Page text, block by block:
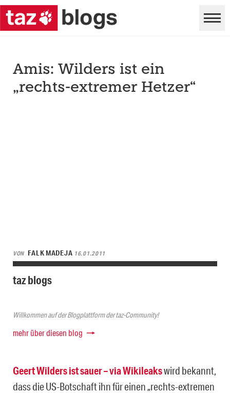
Amis: Wilders ist ein
„rechts-extremer Hetzer“
VON FALK MADEJA 16.01.2011
taz blogs
Willkommen auf der Blogplattform der taz-Community!
mehr über diesen blog
Geert Wilders ist sauer – via Wikileakswird bekannt,
dass die US-Botschaft ihn für einen „rechts-extremen